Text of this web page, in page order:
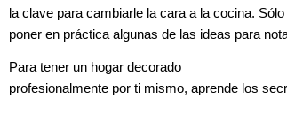
la clave para cambiarle la cara a la cocina.
poner en práctica algunas de las ideas para
Para tener un hogar decorado
profesionalmente por ti mismo, aprende los